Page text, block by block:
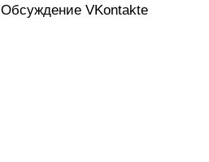
Обсуждение VKontakte